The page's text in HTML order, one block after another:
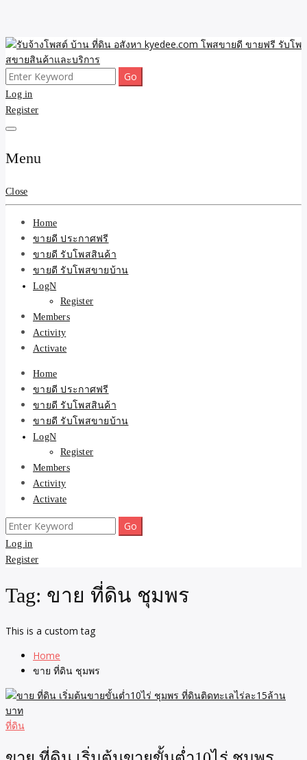
Skip
to
content
รับจ้างโพสต์ บ้าน ที่ดิน
อสังหา kyedee.com โพส
ขายดี ขายฟรี รับโพสขาย
สินค้าและบริการ
ขายดี โพสประกาศขายสินค้าฟรี บ้าน ที่ดิน อสังหา รับโพสต์ประกาศขาย
ของ รับรองผล ดีที่สุดถูกที่สุด ติดหน้าแรกกูเกืล
Search
for:
Log in
Register
Menu
Close
Home
ขายดี ประกาศฟรี
ขายดี รับโพสสินค้า
ขายดี รับโพสขายบ้าน
LogN
Register
Members
Activity
Activate
Home
ขายดี ประกาศฟรี
ขายดี รับโพสสินค้า
ขายดี รับโพสขายบ้าน
LogN
Register
Members
Activity
Activate
Search
for:
Log in
Register
Tag: ขาย ที่ดิน ชุมพร
This is a custom tag
Home
ขาย ที่ดิน ชุมพร
ที่ดิน